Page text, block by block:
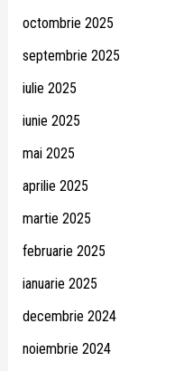
octombrie 2025
septembrie 2025
iulie 2025
iunie 2025
mai 2025
aprilie 2025
martie 2025
februarie 2025
ianuarie 2025
decembrie 2024
noiembrie 2024